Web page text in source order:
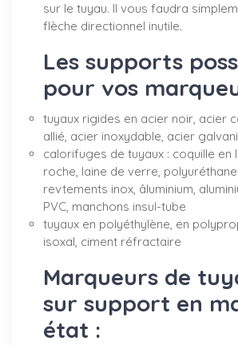
sur le tuyau. Il vous faudra
flèche directionnel inutile.
Les supports
pour vos
tuyaux rigides en acier noir, acier
allié, acier inoxydable, acier
calorifuges de tuyaux : coquille en
roche, laine de verre,
revtements inox, âluminium,
PVC, manchons insul-tube
tuyaux en polyéthylène, en
isoxal, ciment réfractaire
Marqueurs de
sur support en
état :